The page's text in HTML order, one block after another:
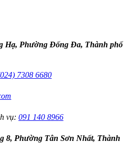
Hạ, Phường Đống Đa, Thành phố
7308 6680
vụ: 091 140 8966
8, Phường Tân Sơn Nhất, Thành